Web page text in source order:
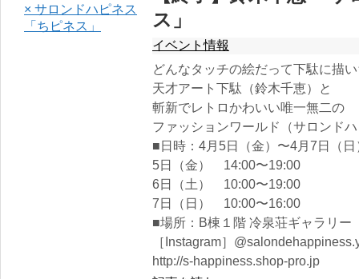
ス」
イベント情報
どんなタッチの絵だって下駄に描
天才アート下駄（鈴木千恵）と
斬新でレトロかわいい唯一無二の
ファッションワールド（サロンド
■日時：4月5日（金）〜4月7日（日
5日（金） 14:00〜19:00
6日（土） 10:00〜19:00
7日（日） 10:00〜16:00
■場所：B棟１階 冷泉荘ギャラリー
［Instagram］
http://s-happiness.shop-pro.jp